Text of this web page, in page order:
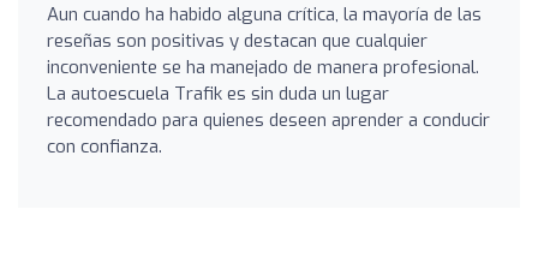
Aun cuando ha habido alguna crítica, la mayoría de las
reseñas son positivas y destacan que cualquier
inconveniente se ha manejado de manera profesional.
La autoescuela Trafik es sin duda un lugar
recomendado para quienes deseen aprender a conducir
con confianza.